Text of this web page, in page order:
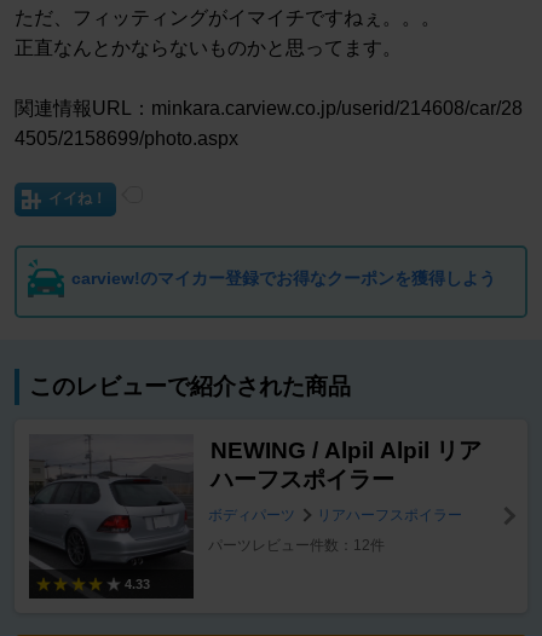
ただ、フィッティングがイマイチですねぇ。。。
正直なんとかならないものかと思ってます。
関連情報URL：minkara.carview.co.jp/userid/214608/car/28
4505/2158699/photo.aspx
イイね！
carview!のマイカー登録でお得なクーポンを獲得しよう
このレビューで紹介された商品
4.33
NEWING / Alpil Alpil リア
ハーフスポイラー
ボディパーツ
リアハーフスポイラー
パーツレビュー件数：12件